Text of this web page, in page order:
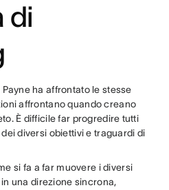
di
ha affrontato le stesse
affrontano quando creano
È difficile far progredire tutti
diversi obiettivi e traguardi di
si fa a far muovere i diversi
una direzione sincrona,